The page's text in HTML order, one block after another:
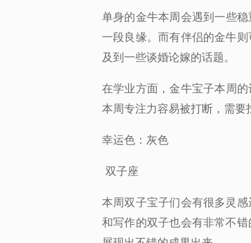
单身的金牛本周会遇到一些
一段良缘。而有伴侣的金牛
及到一些谈婚论嫁的话题。
在学业方面 ，金牛宝子本周
本周专注力容易被打断，需要
幸运色： 灰色
双子座
本周双子宝子们会有很多灵
和写作的双子也会有非常不